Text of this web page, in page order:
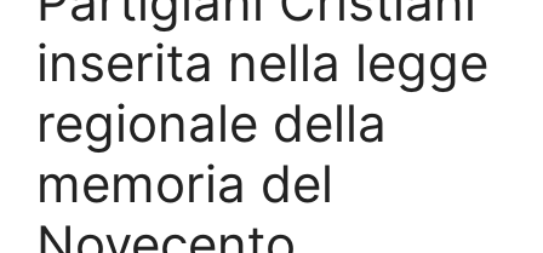
inserita nella legge
regionale della
memoria del